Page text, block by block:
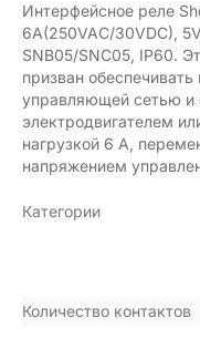
Интерфейсное реле
6A(250VAC/30VDC),
SNB05/SNC05, IP60.
призван
управляющей сетью и
электродвигателем
нагрузкой 6 А,
напряжением
Категории
Количество контактов